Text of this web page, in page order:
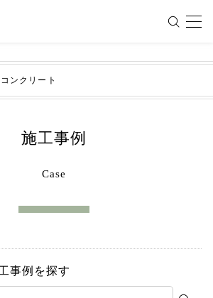
コンクリート
施工事例
Case
事例を探す